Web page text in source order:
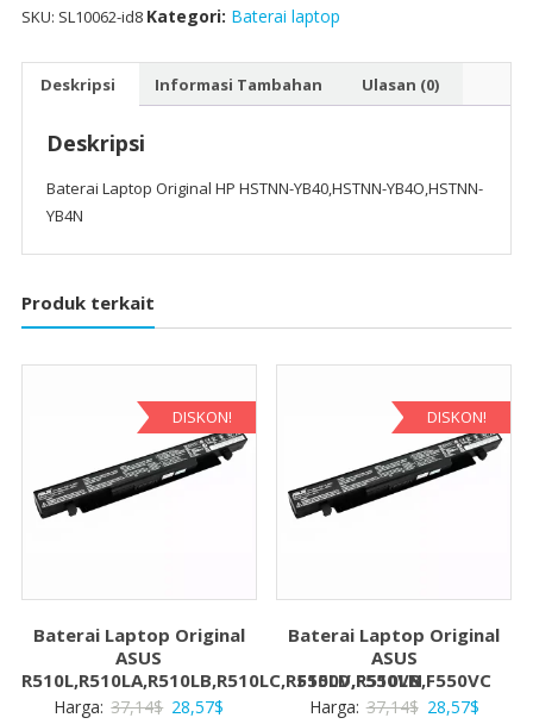
YB4N
SKU: SL10062-id8 Kategori: Baterai laptop
Deskripsi Informasi Tambahan Ulasan (0)
Deskripsi
Baterai Laptop Original HP HSTNN-YB40,HSTNN-YB4O,HSTNN-
YB4N
Produk terkait
DISKON!
Baterai Laptop Original
ASUS
R510L,R510LA,R510LB,R510LC,R510LD,R510LN
Harga: 37,14$ Harga
28,57$
DISKON!
Baterai Laptop Original
ASUS
F550V,F550VB,F550VC
Harga: 37,14$ Harga
28,57$Harga